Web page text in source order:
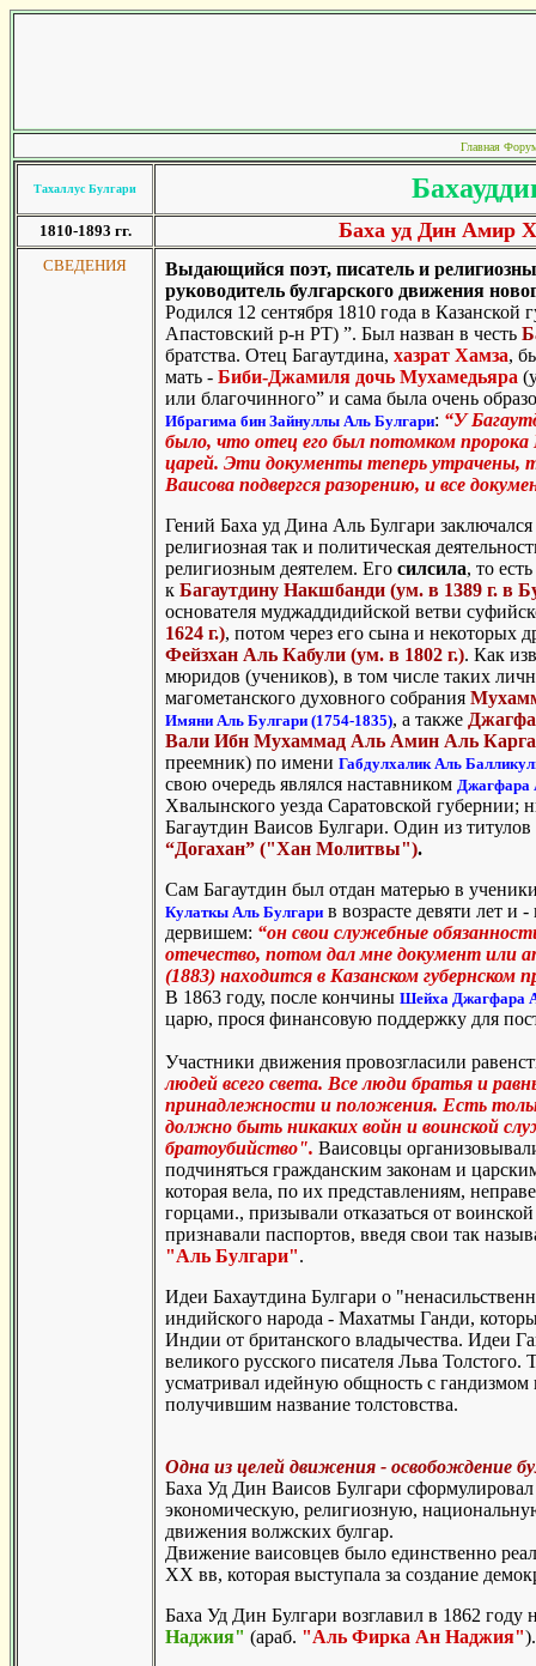
Главная
Тахаллус Булгари
1810-1893 гг. Баха уд Дин Амир
СВЕДЕНИЯ
Выдающийся поэт, писатель и
руководитель булгарского движения
Родился 12 сентября 1810 года в
Апастовский р-н РТ) ”. Был назван в честь
братства. Отец Багаутдина, хазрат Хамза,
мать - Биби-Джамиля дочь Мухамедьяра
или благочинного” и сама была очень
Ибрагима бин Зайнуллы Аль Булгари: “У
было, что отец его был потомком пророка
царей. Эти документы теперь утрачены,
Ваисова подвергся разорению, и все
Гений Баха уд Дина Аль Булгари
религиозная так и политическая
религиозным деятелем. Его силсила, то
к Багаутдину Накшбанди (ум. в 1389 г. в
основателя муджаддидийской ветви
1624 г.), потом через его сына и некоторых
Фейзхан Аль Кабули (ум. в 1802 г.). Как
мюридов (учеников), в том числе таких
магометанского духовного собрания
Имяни Аль Булгари (1754-1835), а также
Вали Ибн Мухаммад Аль Амин Аль
преемник) по имени Габдулхалик Аль
свою очередь являлся наставником Джагфара
Хвалынского уезда Саратовской губернии;
Багаутдин Ваисов Булгари. Один из
“Догахан” ("Хан Молитвы").
Сам Багаутдин был отдан матерью в
Кулаткы Аль Булгари в возрасте девяти лет и
дервишем: “он свои служебные
отечество, потом дал мне документ или
(1883) находится в Казанском губернском
В 1863 году, после кончины Шейха Джагфара
царю, прося финансовую поддержку для
Участники движения провозгласили
людей всего света. Все люди братья и
принадлежности и положения. Есть
должно быть никаких войн и воинской
братоубийство". Ваисовцы
подчиняться гражданским законам и
которая вела, по их представлениям,
горцами., призывали отказаться от
признавали паспортов, введя свои так
"Аль Булгари".
Идеи Бахаутдина Булгари о
индийского народа - Махатмы Ганди,
Индии от британского владычества. Идеи
великого русского писателя Льва
усматривал идейную общность с
получившим название толстовства.
Одна из целей движения - освобождение
Баха Уд Дин Ваисов Булгари
экономическую, религиозную,
движения волжских булгар.
Движение ваисовцев было единственно
XX вв, которая выступала за создание
Баха Уд Дин Булгари возглавил в 1862
Наджия" (араб. "Аль Фирка Ан Наджия").